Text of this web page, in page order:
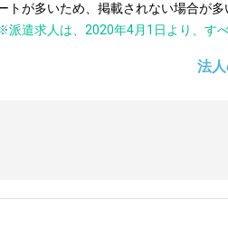
トが多いため、掲載されない場合が多
派遣求人は、2020年4月1日より、す
法